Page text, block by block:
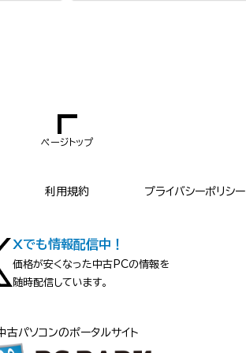
ページトップ
利用規約 プライバシーポリシー
Xでも情報配信中！
価格が安くなった中古PCの情報を
随時配信しています。
古パソコンのポータルサイト